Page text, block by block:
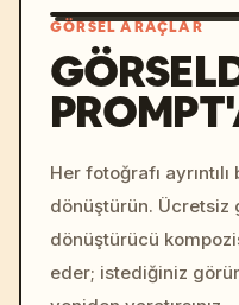
GÖRSEL ARAÇLAR
Her fotoğrafı
dönüştürün. Ücretsiz
dönüştürücü
eder; istediğiniz